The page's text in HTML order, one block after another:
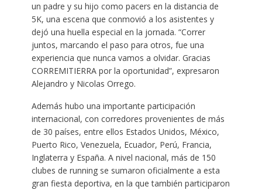
un padre y su hijo como pacers en la distancia de
5K, una escena que conmovió a los asistentes y
dejó una huella especial en la jornada. “Correr
juntos, marcando el paso para otros, fue una
experiencia que nunca vamos a olvidar. Gracias
CORREMITIERRA por la oportunidad”, expresaron
Alejandro y Nicolas Orrego.
Además hubo una importante participación
internacional, con corredores provenientes de más
de 30 países, entre ellos Estados Unidos, México,
Puerto Rico, Venezuela, Ecuador, Perú, Francia,
Inglaterra y España. A nivel nacional, más de 150
clubes de running se sumaron oficialmente a esta
gran fiesta deportiva, en la que también participaron